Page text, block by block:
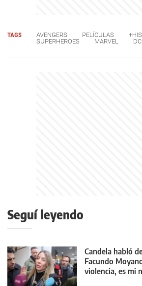
TAGS AVENGERS PELÍCULAS
SUPERHEROES
MARVEL DC
Seguí leyendo
Candela habló
Facundo
violencia, es mi